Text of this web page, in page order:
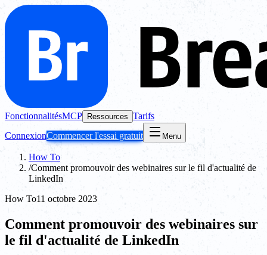
FonctionnalitésMCP Ressources Tarifs
ConnexionCommencer l'essai gratuit Menu
How To
/Comment promouvoir des webinaires sur le fil d'actualité de
LinkedIn
How To11 octobre 2023
Comment promouvoir des webinaires sur
le fil d'actualité de LinkedIn